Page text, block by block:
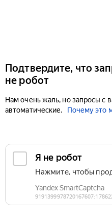
Подтвердите, что
не робот
Нам очень жаль, но запросы с
автоматические.
Почему это